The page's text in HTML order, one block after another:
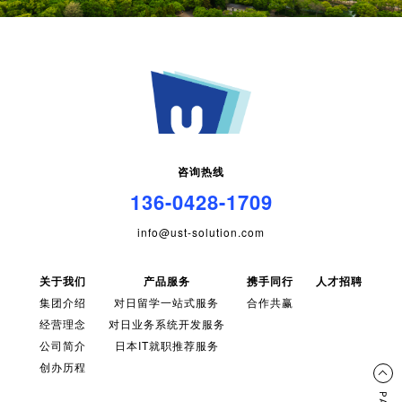
咨询热线
136-0428-1709
info@ust-solution.com
关于我们
集团介绍
经营理念
公司简介
创办历程
产品服务
对日留学一站式服务
对日业务系统开发服务
日本IT就职推荐服务
携手同行
合作共赢
人才招聘